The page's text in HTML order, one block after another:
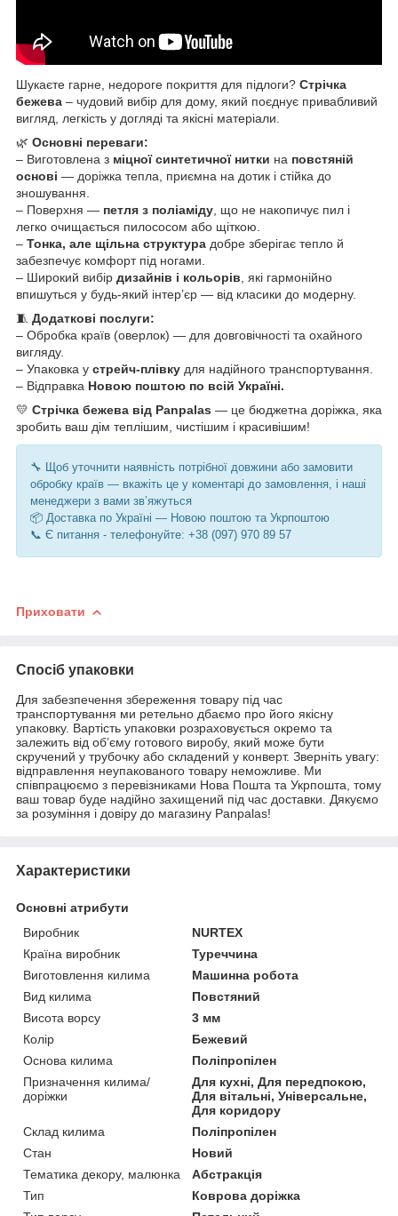
Шукаєте гарне, недороге покриття для підлоги? Стрічка
бежева – чудовий вибір для дому, який поєднує привабливий
вигляд, легкість у догляді та якісні матеріали.
🌿 Основні переваги:
– Виготовлена з міцної синтетичної нитки на повстяній
основі — доріжка тепла, приємна на дотик і стійка до
зношування.
– Поверхня — петля з поліаміду , що не накопичує пил і
легко очищається пилососом або щіткою.
– Тонка, але щільна структура добре зберігає тепло й
забезпечує комфорт під ногами.
– Широкий вибір дизайнів і кольорів , які гармонійно
впишуться у будь-який інтер’єр — від класики до модерну.
🧵 Додаткові послуги:
– Обробка країв (оверлок) — для довговічності та охайного
вигляду.
– Упаковка у стрейч-плівку для надійного транспортування.
– Відправка Новою поштою по всій Україні.
💛 Стрічка бежева від Panpalas — це бюджетна доріжка, яка
зробить ваш дім теплішим, чистішим і красивішим!
🔧 Щоб уточнити наявність потрібної довжини або замовити
обробку країв — вкажіть це у коментарі до замовлення, і наші
менеджери з вами зв’яжуться
📦 Доставка по Україні — Новою поштою та Укрпоштою
📞 Є питання - телефонуйте: +38 (097) 970 89 57
Приховати
Спосіб упаковки
Для забезпечення збереження товару під час
транспортування ми ретельно дбаємо про його якісну
упаковку. Вартість упаковки розраховується окремо та
залежить від об’єму готового виробу, який може бути
скручений у трубочку або складений у конверт. Зверніть увагу:
відправлення неупакованого товару неможливе. Ми
співпрацюємо з перевізниками Нова Пошта та Укрпошта, тому
ваш товар буде надійно захищений під час доставки. Дякуємо
за розуміння і довіру до магазину Panpalas!
Характеристики
Основні атрибути
Виробник
NURTEX
Країна виробник
Туреччина
Виготовлення килима
Машинна робота
Вид килима
Повстяний
Висота ворсу
3 мм
Колір
Бежевий
Основа килима
Поліпропілен
Призначення килима/
доріжки
Для кухні, Для передпокою,
Для вітальні, Універсальне,
Для коридору
Склад килима
Поліпропілен
Стан
Новий
Тематика декору, малюнка
Абстракція
Тип
Коврова доріжка